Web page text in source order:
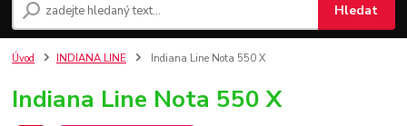
Hledat
Úvod INDIANA LINE Indiana Line Nota 550 X
Indiana Line Nota 550 X